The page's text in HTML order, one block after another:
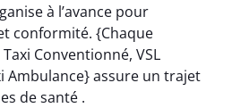
à l’avance pour
conformité. {Chaque
Conventionné, VSL
Ambulance} assure un trajet
de santé .